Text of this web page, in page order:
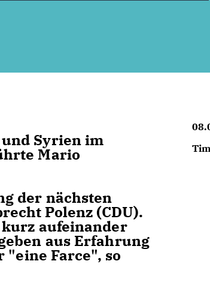
Syrien im
Mario
der nächsten
Polenz (CDU).
aufeinander
aus Erfahrung
Farce", so